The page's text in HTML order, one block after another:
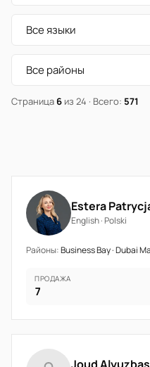
Страница 6 из 24 · Всего: 571
Estera
English · Polski
Районы:Business Bay · Dubai
ПРОДАЖА
7